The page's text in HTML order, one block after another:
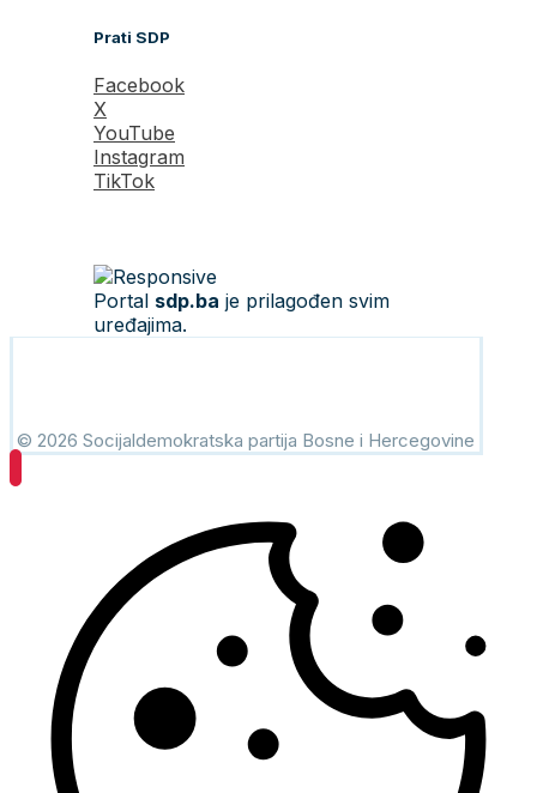
Prati SDP
Facebook
X
YouTube
Instagram
TikTok
Portal sdp.ba je prilagođen svim
uređajima.
© 2026 Socijaldemokratska partija Bosne i Hercegovine